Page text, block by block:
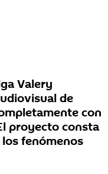
Valery
de
con
proyecto consta
fenómenos